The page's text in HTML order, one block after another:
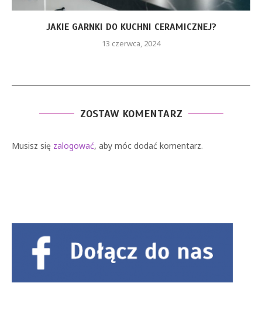
JAKIE GARNKI DO KUCHNI CERAMICZNEJ?
13 czerwca, 2024
ZOSTAW KOMENTARZ
Musisz się zalogować, aby móc dodać komentarz.